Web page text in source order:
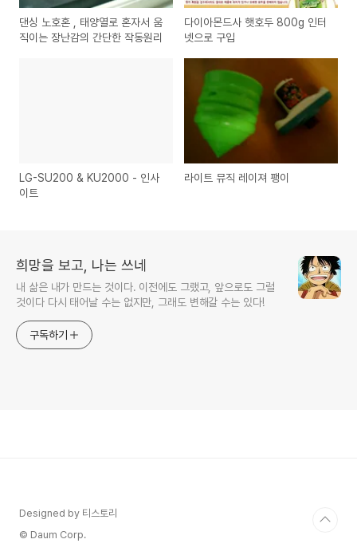
댄싱 노호혼 , 태양열로 혼자서 움
직이는 장난감의 간단한 작동원리
다이아몬드사 햇호두 800g 인터
넷으로 구입
LG-SU200 & KU2000 - 인사
이트
라이트 뮤직 레이져 팽이
희망을 보고, 나는 쓰네
내 삶은 내가 만드는 것이다. 이전에도 그랬고, 앞으로도 그럴
것이다 다시 태어날 수는 없지만, 그래도 변해갈 수는 있다!
구독하기
Designed by 티스토리
© Daum Corp.